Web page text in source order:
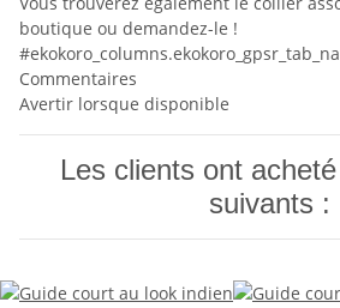
boutique ou demandez-le !
Commentaires
Avertir lorsque disponible
Les clients ont
suivants :